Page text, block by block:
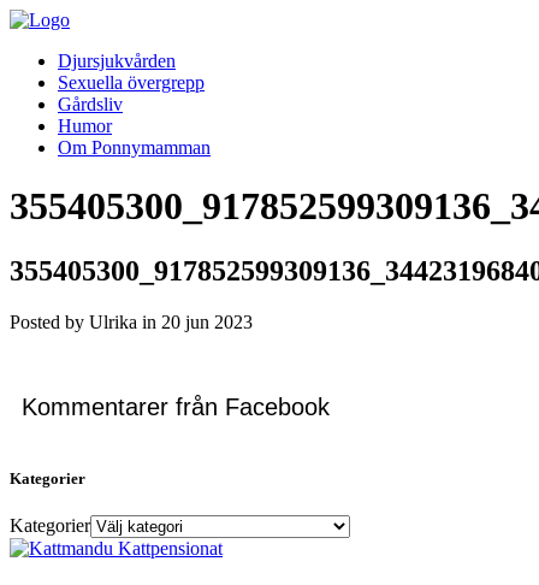
Djursjukvården
Sexuella övergrepp
Gårdsliv
Humor
Om Ponnymamman
Posted by Ulrika in 20 jun 2023
Kommentarer från Facebook
Kategorier
Kategorier